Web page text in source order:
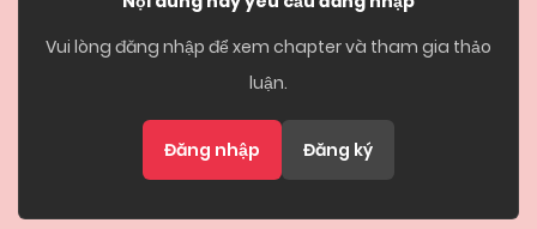
Vui lòng đăng nhập để xem chapter và tham gia thảo
luận.
Đăng nhập Đăng ký